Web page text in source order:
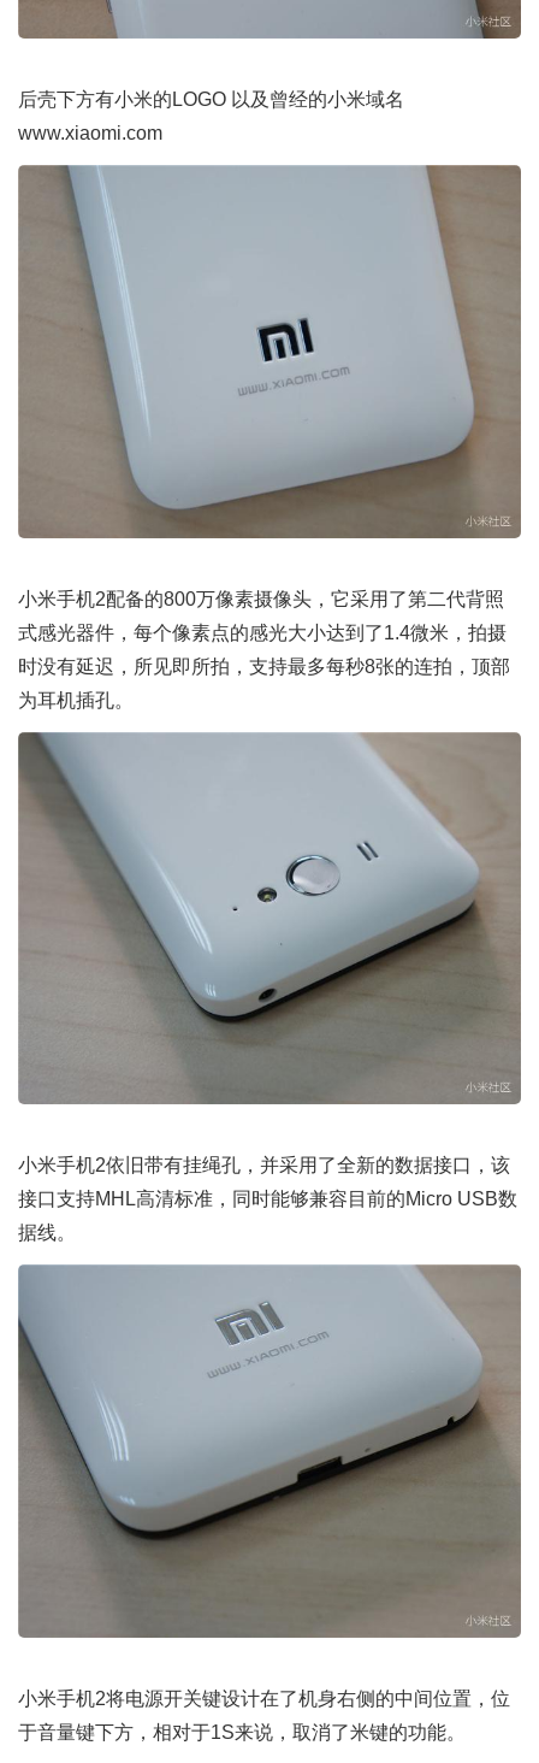
后壳下方有小米的LOGO 以及曾经的小米域名
www.xiaomi.com
小米手机2配备的800万像素摄像头，它采用了第二代背照
式感光器件，每个像素点的感光大小达到了1.4微米，拍摄
时没有延迟，所见即所拍，支持最多每秒8张的连拍，顶部
为耳机插孔。
小米手机2依旧带有挂绳孔，并采用了全新的数据接口，该
接口支持MHL高清标准，同时能够兼容目前的Micro USB数
据线。
小米手机2将电源开关键设计在了机身右侧的中间位置，位
于音量键下方，相对于1S来说，取消了米键的功能。